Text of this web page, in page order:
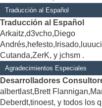
Traducción al Español
Traducción al Español
Arkaitz,d3vcho,Diego
Cutanda,ZerK, y jchsm .
Agradecimientos Especiales
Desarrolladores
albertlast,Brett
Deberdt,tinoest, y todos los